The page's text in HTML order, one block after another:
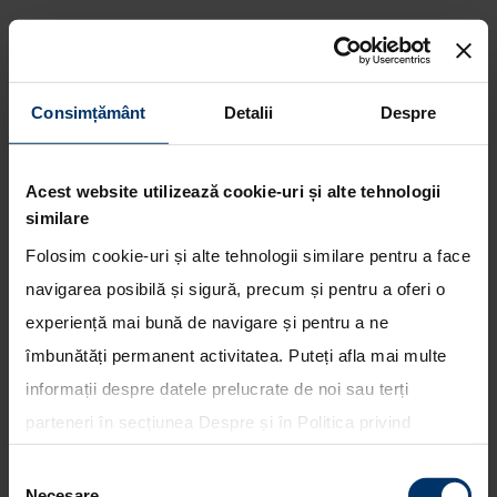
Consimțământ Detalii Despre
Acest website utilizează cookie-uri și alte tehnologii
similare
Folosim cookie-uri și alte tehnologii similare pentru a face
navigarea posibilă și sigură, precum și pentru a oferi o
experiență mai bună de navigare și pentru a ne
îmbunătăți permanent activitatea. Puteți afla mai multe
informații despre datele prelucrate de noi sau terți
parteneri în secțiunea Despre și în Politica privind
toate cookie-urile, una sau mai multe categorii sau să
Hyundai a castigat doua premii
„Red Dot Design” pentru
modelele Nexo si Kona